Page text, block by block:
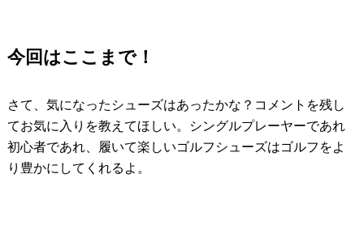
今回はここまで！
さて、気になったシューズはあったかな？コメントを残し
てお気に入りを教えてほしい。シングルプレーヤーであれ
初心者であれ、履いて楽しいゴルフシューズはゴルフをよ
り豊かにしてくれるよ。